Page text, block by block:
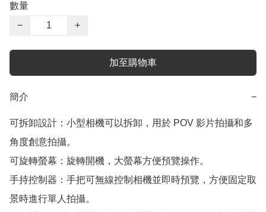
數量
−
+
加至購物車
簡介 −
可拆卸設計：小型相機可以拆卸，用於 POV 影片拍攝和多
角度創意拍攝。
可旋轉螢幕：旋轉開機，大螢幕方便預覽操作。
手持控制器：手把可無線控制相機並即時預覽，方便固定取
景時進行單人拍攝。